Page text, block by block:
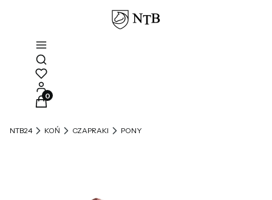
Otwórz wyszukiwarkę
Produkty w koszyku: 0. Zobacz szczegóły
NTB24 KOŃ CZAPRAKI PONY